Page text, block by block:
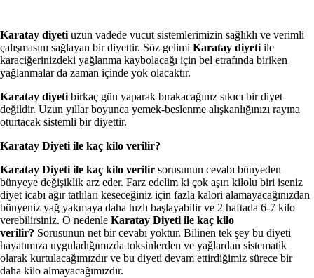
Karatay diyeti uzun vadede vücut sistemlerimizin sağlıklı ve verimli
çalışmasını sağlayan bir diyettir. Söz gelimi Karatay diyeti ile
karaciğerinizdeki yağlanma kaybolacağı için bel etrafında biriken
yağlanmalar da zaman içinde yok olacaktır.
Karatay diyeti birkaç gün yaparak bırakacağınız sıkıcı bir diyet
değildir. Uzun yıllar boyunca yemek-beslenme alışkanlığınızı rayına
oturtacak sistemli bir diyettir.
Karatay Diyeti ile kaç kilo verilir?
Karatay Diyeti ile kaç kilo verilir sorusunun cevabı bünyeden
bünyeye değişiklik arz eder. Farz edelim ki çok aşırı kilolu biri iseniz
diyet icabı ağır tatlıları keseceğiniz için fazla kalori alamayacağınızdan
bünyeniz yağ yakmaya daha hızlı başlayabilir ve 2 haftada 6-7 kilo
verebilirsiniz. O nedenle Karatay Diyeti ile kaç kilo
verilir? Sorusunun net bir cevabı yoktur. Bilinen tek şey bu diyeti
hayatımıza uyguladığımızda toksinlerden ve yağlardan sistematik
olarak kurtulacağımızdır ve bu diyeti devam ettirdiğimiz sürece bir
daha kilo almayacağımızdır.